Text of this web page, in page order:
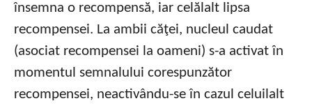
însemna o recompensă, iar celălalt lipsa
recompensei. La ambii căţei, nucleul caudat
(asociat recompensei la oameni) s-a activat în
momentul semnalului corespunzător
recompensei, neactivându-se în cazul celuilalt